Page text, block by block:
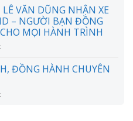
thực
sự
tiết
như
đồn?
HÀNH
CHUYÊN
CHỞ
ĐÃI
MỞ
LỐI,
HÀNH
TRÌNH
MỞ
VĂN DŨNG NHẬN XE
– NGƯỜI BẠN ĐỒNG
MỌI HÀNH TRÌNH
ở
MỪNG
ANH
VĂN
ĐỒNG HÀNH CHUYÊN
ở